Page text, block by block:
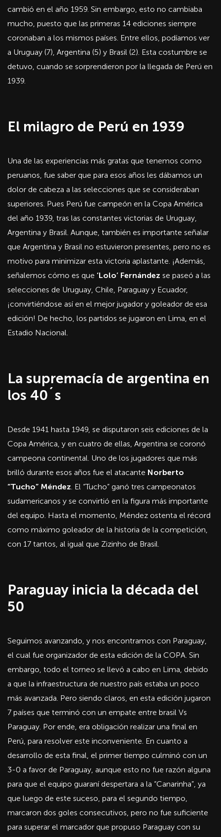
cambió en el año 1959. Sin embargo, esto no cambiaba
mucho, puesto que las primeras 14 ediciones siempre
coronaban a los mismos países. Entre ellos, podíamos ver
a Uruguay (7), Argentina (5) y Brasil (2). Esta costumbre se
detuvo, cuando se sorprendieron por la llegada de Perú en
1939.
El milagro de Perú en 1939
Una de las experiencias más gratas que tenemos como
peruanos, fue saber que para esos años les dábamos un
dolor de cabeza a las selecciones que se consideraban
superiores. Pues Perú fue campeón en la Copa América
del año 1939, tras las constantes victorias de Uruguay,
Argentina y Brasil. Aunque, también es importante señalar
que Argentina y Brasil no estuvieron presentes, pero no es
motivo para minimizar esta victoria aplastante. ¡Además,
señalemos cómo es que ‘Lolo’ Fernández se paseó a las
selecciones de Uruguay, Chile, Paraguay y Ecuador,
¡convirtiéndose así en el mejor jugador y goleador de esa
edición! De hecho, los partidos se jugaron en Lima, en el
Estadio Nacional.
La supremacía de argentina en
los 40´s
Desde 1941 hasta 1949, se disputaron seis ediciones de la
Copa América, y en cuatro de ellas, Argentina se coronó
campeona continental. Uno de los jugadores que más
brilló durante esos años fue el atacante Norberto
“Tucho” Méndez. El “Tucho” ganó tres campeonatos
sudamericanos y se convirtió en la figura más importante
del equipo. Hasta el momento, Méndez ostenta el récord
como máximo goleador de la historia de la competición,
con 17 tantos, al igual que Zizinho de Brasil.
Paraguay inicia la década del
50
Seguimos avanzando, y nos encontramos con Paraguay,
el cual fue organizador de esta edición de la COPA. Sin
embargo, todo el torneo se llevó a cabo en Lima, debido
a que la infraestructura de nuestro país estaba un poco
más avanzada. Pero siendo claros, en esta edición jugaron
7 países que terminó con un empate entre brasil Vs
Paraguay. Por ende, era obligación realizar una final en
Perú, para resolver este inconveniente. En cuanto a
desarrollo de esta final, el primer tiempo culminó con un
3-0 a favor de Paraguay, aunque esto no fue razón alguna
para que el equipo guaraní despertara a la “Canarinha”, ya
que luego de este suceso, para el segundo tiempo,
marcaron dos goles consecutivos, pero no fue suficiente
para superar el marcador que propuso Paraguay con su